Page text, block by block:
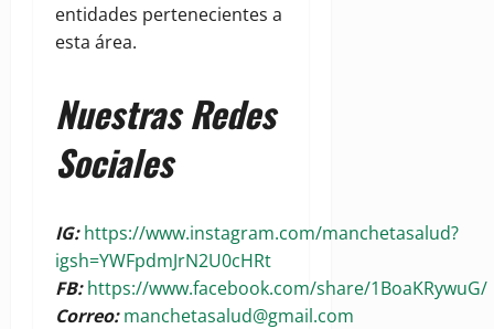
entidades pertenecientes a
esta área.
Nuestras Redes
Sociales
IG:https://www.instagram.com/manchetasalud?
igsh=YWFpdmJrN2U0cHRt
FB:https://www.facebook.com/share/1BoaKRywuG/
Correo:manchetasalud@gmail.com